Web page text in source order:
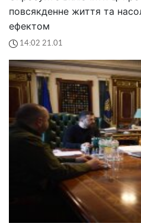
повсякденне життя та
ефектом
14:02 21.01